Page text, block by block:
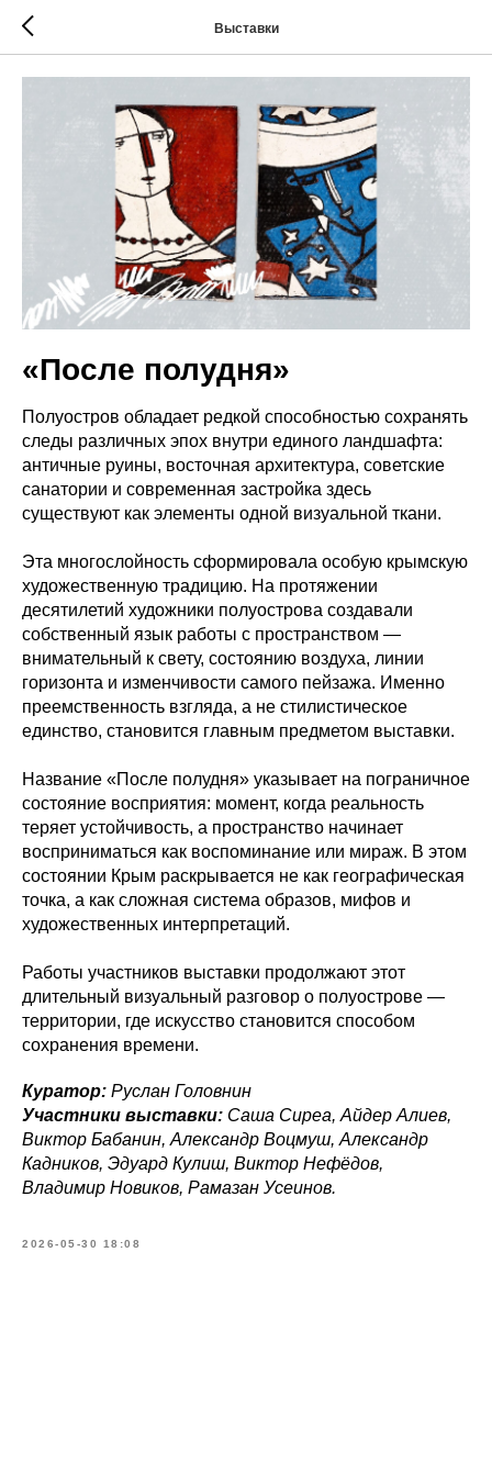
Выставки
«После полудня»
Полуостров обладает редкой способностью сохранять
следы различных эпох внутри единого ландшафта:
античные руины, восточная архитектура, советские
санатории и современная застройка здесь
существуют как элементы одной визуальной ткани.
Эта многослойность сформировала особую крымскую
художественную традицию. На протяжении
десятилетий художники полуострова создавали
собственный язык работы с пространством —
внимательный к свету, состоянию воздуха, линии
горизонта и изменчивости самого пейзажа. Именно
преемственность взгляда, а не стилистическое
единство, становится главным предметом выставки.
Название «После полудня» указывает на пограничное
состояние восприятия: момент, когда реальность
теряет устойчивость, а пространство начинает
восприниматься как воспоминание или мираж. В этом
состоянии Крым раскрывается не как географическая
точка, а как сложная система образов, мифов и
художественных интерпретаций.
Работы участников выставки продолжают этот
длительный визуальный разговор о полуострове —
территории, где искусство становится способом
сохранения времени.
Куратор: Руслан Головнин
Участники выставки: Саша Cupea, Айдер Алиев,
Виктор Бабанин, Александр Воцмуш, Александр
Кадников, Эдуард Кулиш, Виктор Нефёдов,
Владимир Новиков, Рамазан Усеинов.
2026-05-30 18:08